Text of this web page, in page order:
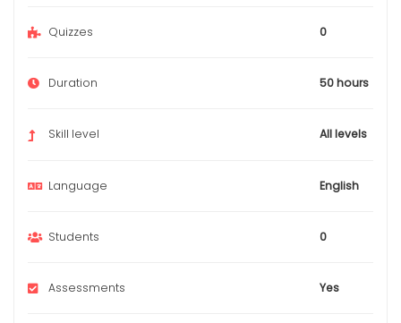
Quizzes 0
Duration 50 hours
Skill level All levels
Language English
Students 0
Assessments Yes